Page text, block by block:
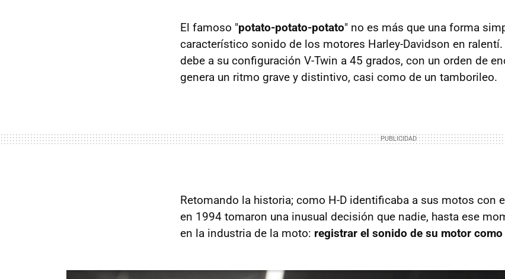
El famoso "potato-potato-potato" no es más que una forma
característico sonido de los motores Harley-Davidson en
debe a su configuración V-Twin a 45 grados, con un orden de
genera un ritmo grave y distintivo, casi como de un tamborileo.
Retomando la historia; como H-D identificaba a sus motos con
en 1994 tomaron una inusual decisión que nadie, hasta ese
en la industria de la moto: registrar el sonido de su motor